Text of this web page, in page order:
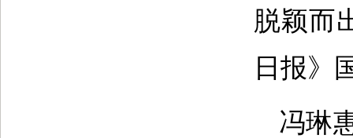
脱颖而
日报》
冯琳